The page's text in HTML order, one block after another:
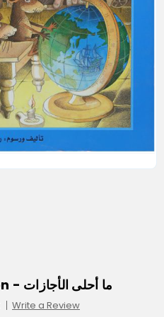
How Sweet is Vacation - ما أحلى الأجازات
Write a Review